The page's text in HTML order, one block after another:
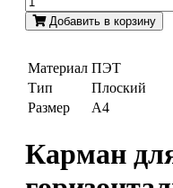
Добавить в корзину
Материал ПЭТ
Тип
Плоский
Размер
А4
Карман